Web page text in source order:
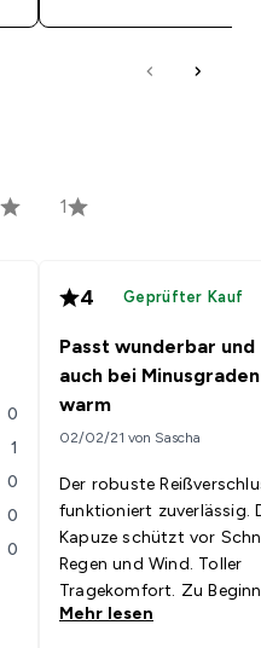
1
0
1
0
0
0
4 Geprüfter Kauf
Passt wunderbar und
auch bei Minusgraden
warm
02/02/21 von Sascha
Der robuste
funktioniert zuverlässig.
Kapuze schützt vor
Regen und Wind. Toller
Tragekomfort. Zu
das Innenfutter etwas
Mehr lesen